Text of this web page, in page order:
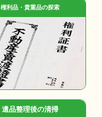
権利品・貴重品の探索
遺品整理後の清掃